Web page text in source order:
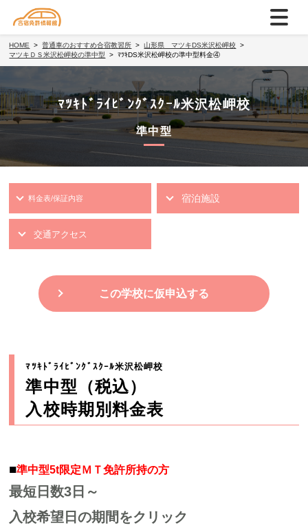
HOME 普通車のおすすめ合宿教習所
山形県 マツキDS米沢松岬校
マツキＤＳ米沢松岬校の準中型
ﾏﾂｷDS米沢松岬校の準中型料金④
ﾏﾂｷﾄﾞﾗｲﾋﾞﾝｸﾞｽｸｰﾙ米沢松岬校
準中型
料金表/保証内容 宿泊施設
交通アクセス
この学校に仮申込する
ﾏﾂｷﾄﾞﾗｲﾋﾞﾝｸﾞｽｸｰﾙ米沢松岬校
準中型（税込）
入校時期別料金表
■準中型5t限定ＭＴ免許所持の方
最短日数3日～
入校希望日の期間をクリック